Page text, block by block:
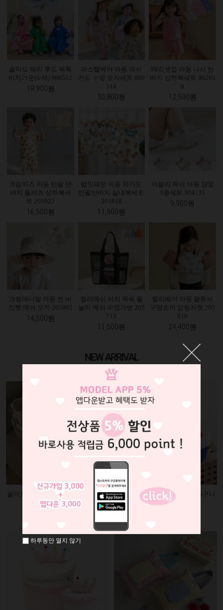
솔리드 테리 후드 목욕
비치가운(S-M) 800512
19,900원
파스텔베어 아동 래쉬
가드 수영 모자세트 800
514
30,800원
테리셋업 아동 나시 반
바지 상하복세트 80203
6
12,500원
크림치즈 아동 반팔 반
바지 플리츠 상하복세
트 205822
16,500원
럽잇패턴 아동 자가드
반팔반바지 실내복세트
205818
11,900원
러블리 매쉬 아동 양말
3종세트 304135
9,900원
크림애니멀 아동 썬 버
킷햇 메쉬 모자 205692
14,500원
컬러메쉬 비치 목욕 물
놀이 메쉬 수영가방 205
713
11,500원
젤리베어 아동 팔튜브
구명조끼 암링자켓 205
810
24,400원
NEW ARRIVAL
조이멀티의 최신상품을 누구보다 빠르게 만나보세요
숄더포켓 캔버스 토트백 기저귀가방
205524
미니리본 패브릭로프 기저귀바구니
205521
하루동안 열지 않기